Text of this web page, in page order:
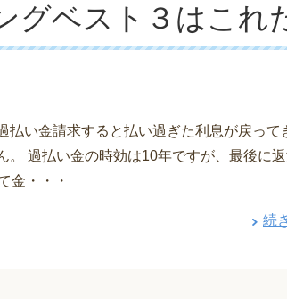
グベスト３はこれ
い金請求すると払い過ぎた利息が戻って
過払い金の時効は10年ですが、最後に
金・・・
続